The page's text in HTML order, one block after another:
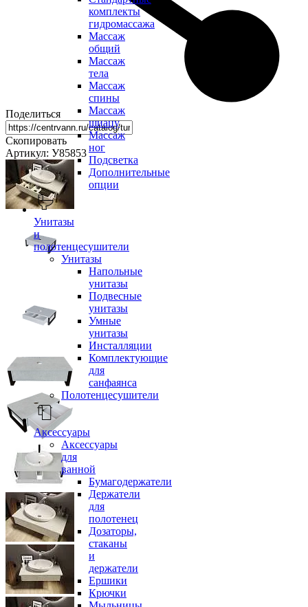
комплекты
гидромассажа
Массаж
общий
Массаж
тела
Массаж
спины
Массаж
шиацу
Массаж
ног
Подсветка
Дополнительные
опции
Унитазы
и
полотенцесушители
Унитазы
Напольные
унитазы
Подвесные
унитазы
Умные
унитазы
Инсталляции
Комплектующие
для
санфаянса
Полотенцесушители
Аксессуары
Аксессуары
для
ванной
Бумагодержатели
Держатели
для
полотенец
Дозаторы,
стаканы
и
держатели
Ершики
Крючки
Поделиться
Скопировать
Артикул: У85853